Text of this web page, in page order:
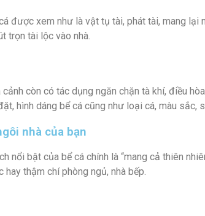
được xem như là vật tụ tài, phát tài, mang
trọn tài lộc vào nhà.
cảnh còn có tác dụng ngăn chặn tà khí, điều
hình dáng bể cá cũng như loại cá, màu
nhà của bạn
nổi bật của bể cá chính là “mang cả thiên
hay thậm chí phòng ngủ, nhà bếp.